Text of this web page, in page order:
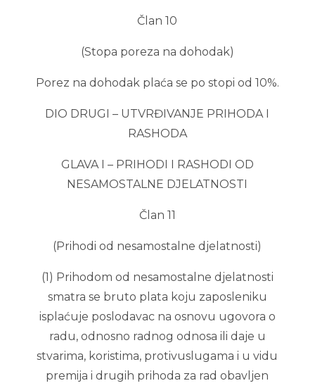
Član 10
(Stopa poreza na dohodak)
Porez na dohodak plaća se po stopi od 10%.
DIO DRUGI – UTVRĐIVANJE PRIHODA I
RASHODA
GLAVA I – PRIHODI I RASHODI OD
NESAMOSTALNE DJELATNOSTI
Član 11
(Prihodi od nesamostalne djelatnosti)
(1) Prihodom od nesamostalne djelatnosti
smatra se bruto plata koju zaposleniku
isplaćuje poslodavac na osnovu ugovora o
radu, odnosno radnog odnosa ili daje u
stvarima, koristima, protivuslugama i u vidu
premija i drugih prihoda za rad obavljen